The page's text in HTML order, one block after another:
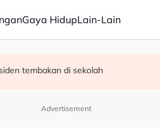
Gaya HidupLain-Lain
isu sensitiviti agama
tembakan di sekolah
Advertisement